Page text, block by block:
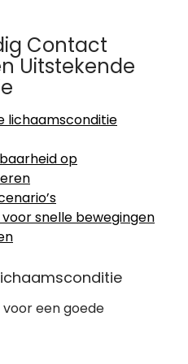
Contact
Uitstekende
lichaamsconditie
op
snelle bewegingen
een goede